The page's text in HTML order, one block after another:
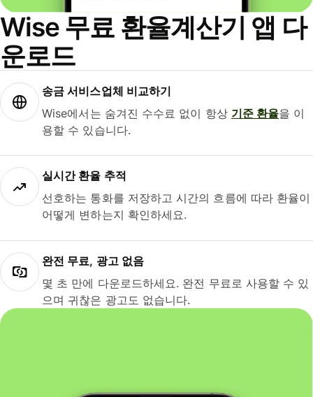
Wise 무료 환율계산기 앱 다
운로드
송금 서비스업체 비교하기
Wise에서는 숨겨진 수수료 없이 항상 기준 환율을 이
용할 수 있습니다.
실시간 환율 추적
선호하는 통화를 저장하고 시간의 흐름에 따라 환율이
어떻게 변하는지 확인하세요.
완전 무료, 광고 없음
몇 초 만에 다운로드하세요. 완전 무료로 사용할 수 있
으며 귀찮은 광고도 없습니다.